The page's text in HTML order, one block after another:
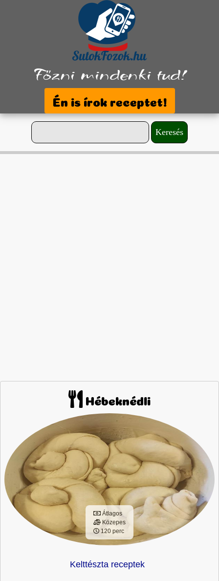
Főzni mindenki tud!
Én is írok receptet!
Hébeknédli
Átlagos
Közepes
120 perc
Kelttészta receptek